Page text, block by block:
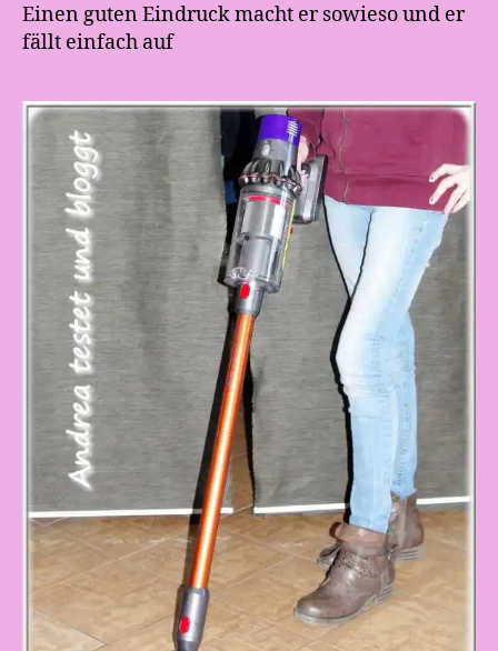
Einen guten Eindruck macht er sowieso und er
fällt einfach auf